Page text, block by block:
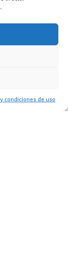
condiciones de uso